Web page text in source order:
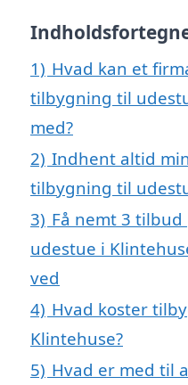
1) Hvad kan et
tilbygning til
med?
2) Indhent altid
tilbygning til
3) Få nemt 3
udestue i
ved
4) Hvad koster
Klintehuse?
5) Hvad er med til